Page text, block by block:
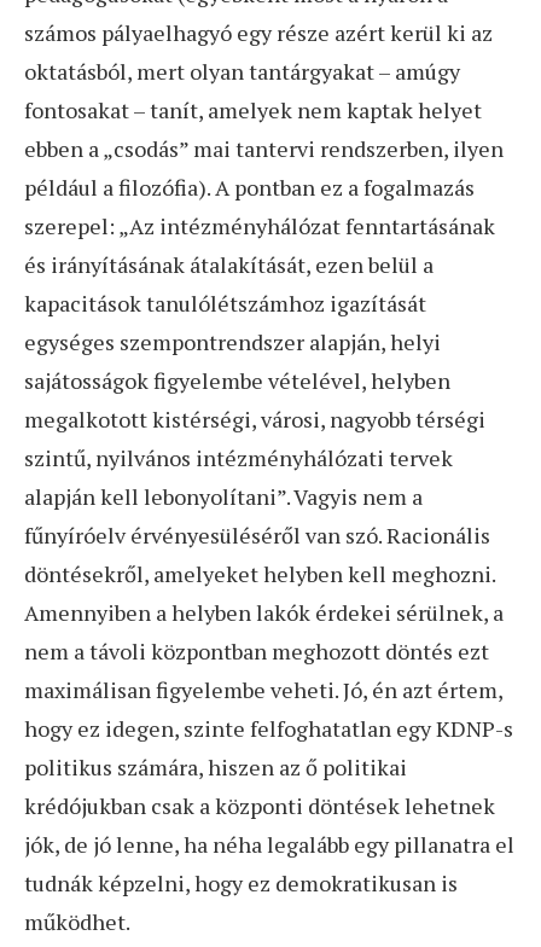
számos pályaelhagyó egy része azért kerül ki az
oktatásból, mert olyan tantárgyakat – amúgy
fontosakat – tanít, amelyek nem kaptak helyet
ebben a „csodás” mai tantervi rendszerben, ilyen
például a filozófia). A pontban ez a fogalmazás
szerepel: „Az intézményhálózat fenntartásának
és irányításának átalakítását, ezen belül a
kapacitások tanulólétszámhoz igazítását
egységes szempontrendszer alapján, helyi
sajátosságok figyelembe vételével, helyben
megalkotott kistérségi, városi, nagyobb térségi
szintű, nyilvános intézményhálózati tervek
alapján kell lebonyolítani”. Vagyis nem a
fűnyíróelv érvényesüléséről van szó. Racionális
döntésekről, amelyeket helyben kell meghozni.
Amennyiben a helyben lakók érdekei sérülnek, a
nem a távoli központban meghozott döntés ezt
maximálisan figyelembe veheti. Jó, én azt értem,
hogy ez idegen, szinte felfoghatatlan egy KDNP-s
politikus számára, hiszen az ő politikai
krédójukban csak a központi döntések lehetnek
jók, de jó lenne, ha néha legalább egy pillanatra el
tudnák képzelni, hogy ez demokratikusan is
működhet.